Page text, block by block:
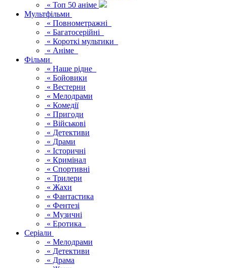
« Топ 50 аніме
Мультфільми
« Повнометражні
« Багатосерійні
« Короткі мультики
« Аніме
Фільми
« Наше рідне
« Бойовики
« Вестерни
« Мелодрами
« Комедії
« Пригоди
« Військові
« Детективи
« Драми
« Історичні
« Кримінал
« Спортивні
« Трилери
« Жахи
« Фантастика
« Фентезі
« Музичні
« Еротика
Серіали
« Мелодрами
« Детективи
« Драма